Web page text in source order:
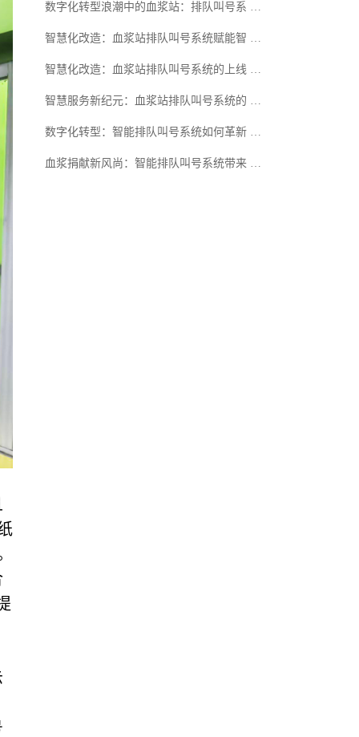
数字化转型浪潮中的血浆站：排队叫号系 …
智慧化改造：血浆站排队叫号系统赋能智 …
智慧化改造：血浆站排队叫号系统的上线 …
智慧服务新纪元：血浆站排队叫号系统的 …
数字化转型：智能排队叫号系统如何革新 …
血浆捐献新风尚：智能排队叫号系统带来 …